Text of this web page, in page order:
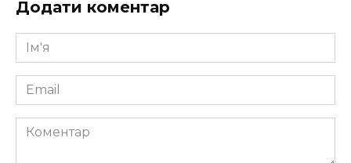
Додати коментар
Ім'я
*
Email
*
Коментар